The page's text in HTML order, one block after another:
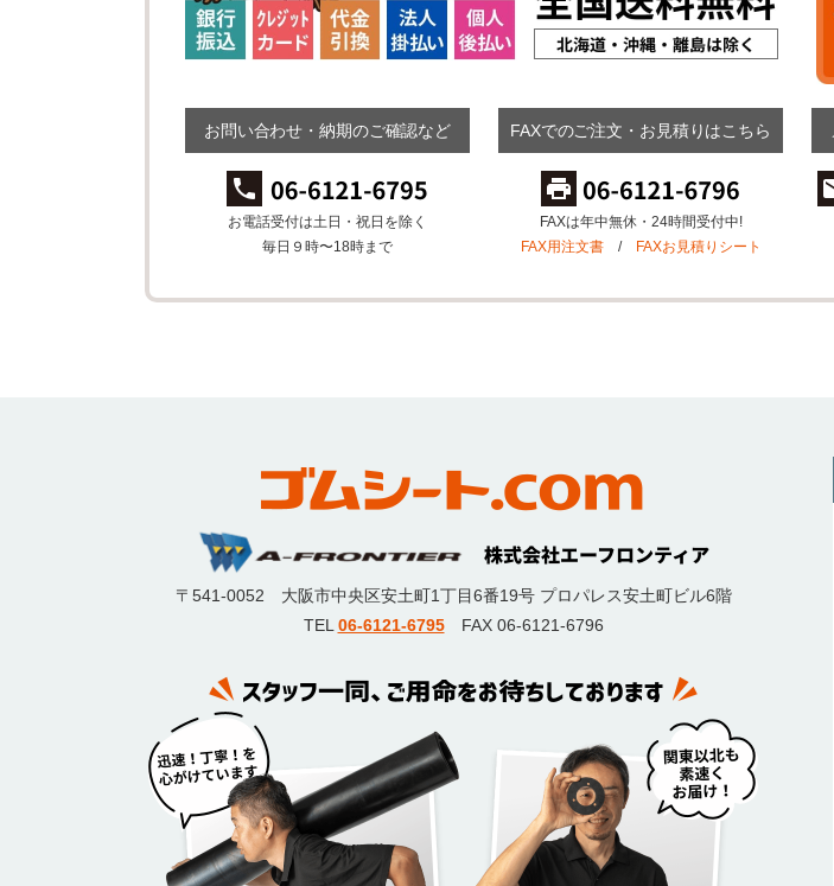
お問い合わせ・納期のご確認など
お電話受付は土日・祝日を除く
毎日９時〜18時まで
FAXでのご注文・お見積りはこちら
FAXは年中無休・24時間受付中!
FAX用注文書/ FAXお見積りシート
〒541-0052 大阪市中央区安土町1丁目6番19号 プロパレス安土町ビル6階
TEL 06-6121-6795FAX 06-6121-6796